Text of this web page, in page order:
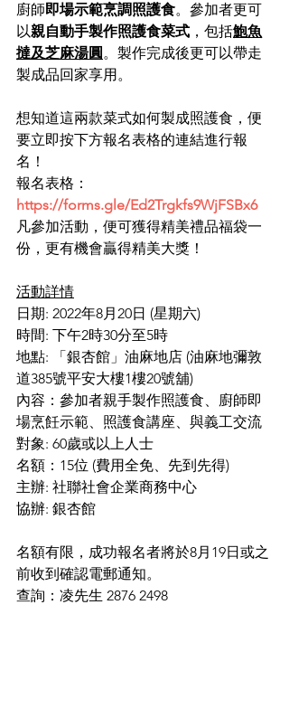
廚師即場示範烹調照護食。參加者更可
以親自動手製作照護食菜式 ，包括鮑魚
撻及芝麻湯圓。製作完成後更可以帶走
製成品回家享用。
想知道這兩款菜式如何製成照護食，便
要立即按下方報名表格的連結進行報
名！
報名表格：
https://forms.gle/Ed2Trgkfs9WjFSBx6
凡參加活動，便可獲得精美禮品福袋一
份，更有機會贏得精美大獎！
活動詳情
日期: 2022年8月20日 (星期六)
時間: 下午2時30分至5時
地點: 「銀杏館」油麻地店 (油麻地彌敦
道385號平安大樓1樓20號舖)
內容：參加者親手製作照護食、廚師即
場烹飪示範、照護食講座、與義工交流
對象: 60歲或以上人士
名額：15位 (費用全免、先到先得)
主辦: 社聯社會企業商務中心
協辦: 銀杏館
名額有限，成功報名者將於8月19日或之
前收到確認電郵通知。
查詢：凌先生 2876 2498